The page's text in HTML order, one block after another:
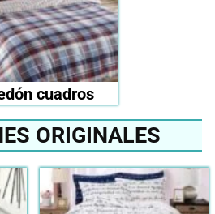
cuadros
ORIGINALES